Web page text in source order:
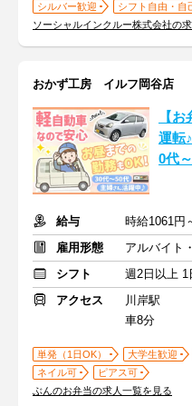
シルバー歓迎
シフト自由・自
ソーシャルインクルー株式会社の
おかず工房 イルフ岡谷店
【
運転
0代
給与
時給1061円
雇用形態
アルバイト
シフト
週2日以上 1
アクセス
川岸駅
車8分
単発（1日OK） 大学生歓迎
ネイル可
ピアス可
ぶんのお弁当の求人一覧を見る